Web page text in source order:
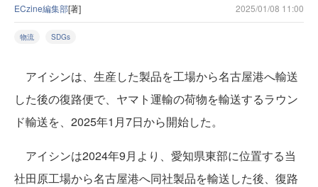
ECzine編集部[著] 2025/01/08 11:00
物流 SDGs
アイシンは、生産した製品を工場から名古屋港へ輸送
した後の復路便で、ヤマト運輸の荷物を輸送するラウン
ド輸送を、2025年1月7日から開始した。
アイシンは2024年9月より、愛知県東部に位置する当
社田原工場から名古屋港へ同社製品を輸送した後、復路